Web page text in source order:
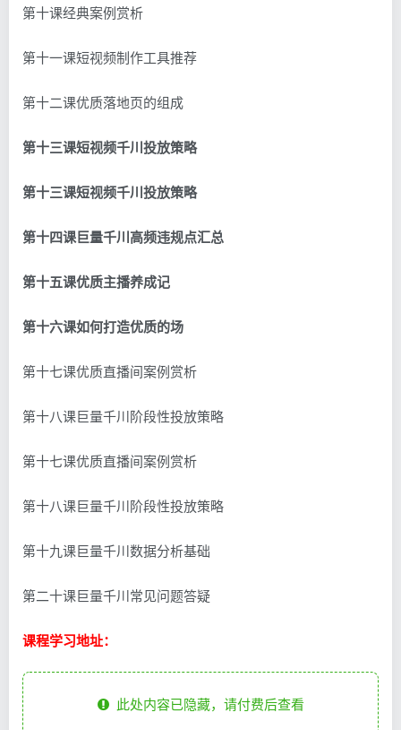
第十课经典案例赏析
第十一课短视频制作工具推荐
第十二课优质落地页的组成
第十三课短视频千川投放策略
第十三课短视频千川投放策略
第十四课巨量千川高频违规点汇总
第十五课优质主播养成记
第十六课如何打造优质的场
第十七课优质直播间案例赏析
第十八课巨量千川阶段性投放策略
第十七课优质直播间案例赏析
第十八课巨量千川阶段性投放策略
第十九课巨量千川数据分析基础
第二十课巨量千川常见问题答疑
课程学习地址：
此处内容已隐藏，请付费后查看